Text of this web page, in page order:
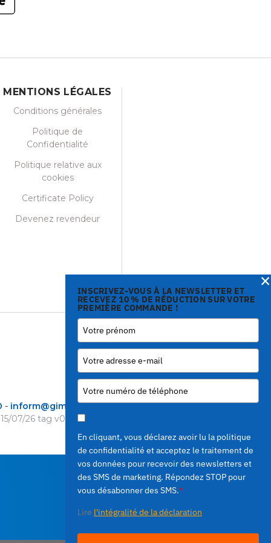
MENTIONS LÉGALES
Conditions générales
Politique de
Confidentialité
Politique relative aux
cookies
Certificate Policy
Devenez revendeur
- inform@gimetal.it
07/26 tag v0.0.210
INSCRIVEZ-VOUS À LA NEWSLETTER ET
RECEVEZ 10 % DE RÉDUCTION SUR VOTRE
PREMIÈRE COMMANDE !
En cliquant, vous déclarez avoir lu la politique
de confidentialité et acceptez le traitement de
vos données pour recevoir des newsletters et
des SMS de marketing. Répondez STOP pour
vous désabonner des SMS.*
Lire l'intégralité de la déclaration
×